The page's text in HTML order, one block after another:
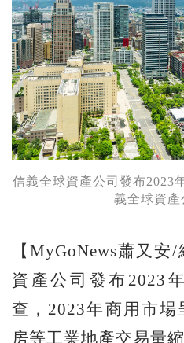
信義全球資產公司發布2023
義全球資產
【MyGoNews蕭又
資產公司發布2023
查，2023年商用市
房等工業地產交易量